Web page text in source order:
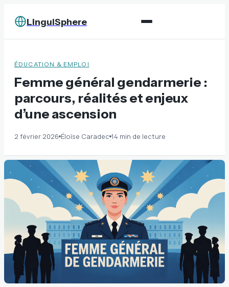
LinguiSphere
ÉDUCATION & EMPLOI
Femme général gendarmerie :
parcours, réalités et enjeux
d’une ascension
2 février 2026·Éloïse Caradec·14 min de lecture